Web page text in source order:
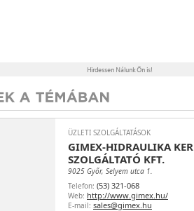
ÜZLETI SZOLGÁLTATÁSOK
GIMEX-HIDRAULIKA
SZOLGÁLTATÓ KFT.
9025 Győr, Selyem utca 1.
Telefon: (53) 321-068
Web: http://www.gimex.hu/
E-mail: sales@gimex.hu